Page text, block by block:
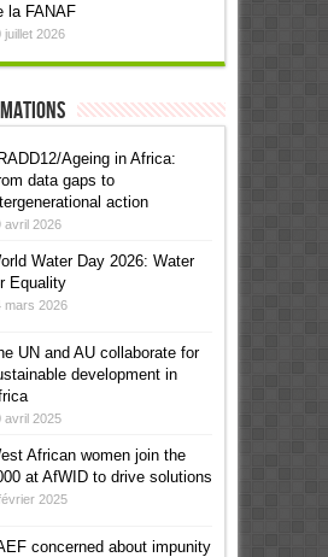
la FANAF
juillet 2026
Ageing in Africa:
data gaps to
action
avril 2026
Water Day 2026: Water
Equality
mars 2026
UN and AU collaborate for
development in
avril 2025
African women join the
at AfWID to drive solutions
2025
concerned about impunity